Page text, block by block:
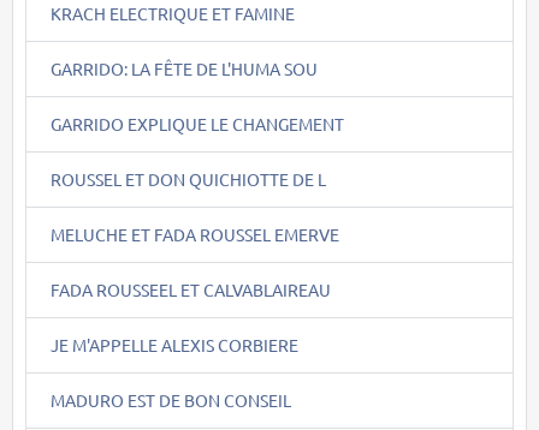
KRACH ELECTRIQUE ET FAMINE
GARRIDO: LA FÊTE DE L'HUMA SOU
GARRIDO EXPLIQUE LE CHANGEMENT
ROUSSEL ET DON QUICHIOTTE DE L
MELUCHE ET FADA ROUSSEL EMERVE
FADA ROUSSEEL ET CALVABLAIREAU
JE M'APPELLE ALEXIS CORBIERE
MADURO EST DE BON CONSEIL